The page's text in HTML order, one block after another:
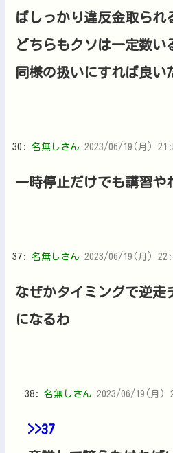
ばしっかり違反金取られ
どちらもクソは一定数い
同様の扱いにすれば良い
30: 名無しさん 2023/06/19(月)
一時停止だけでも講習や
37: 名無しさん 2023/06/19(月)
なぜかタイミングで逆走
になるわ
38: 名無しさん 2023/06/19(月)
>>37